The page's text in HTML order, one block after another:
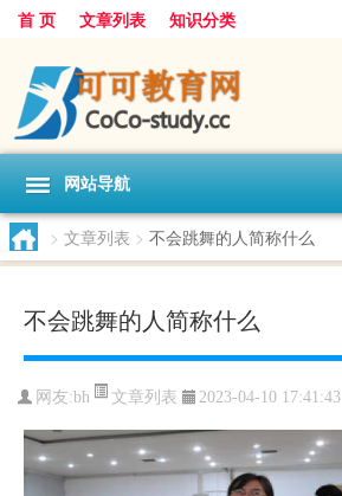
首 页 文章列表 知识分类
网站导航
> 文章列表 > 不会跳舞的人简称什么
不会跳舞的人简称什么
网友:bh 文章列表 2023-04-10 17:41:43